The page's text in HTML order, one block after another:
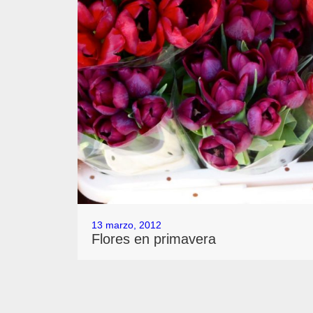
13 marzo, 2012
Flores en primavera